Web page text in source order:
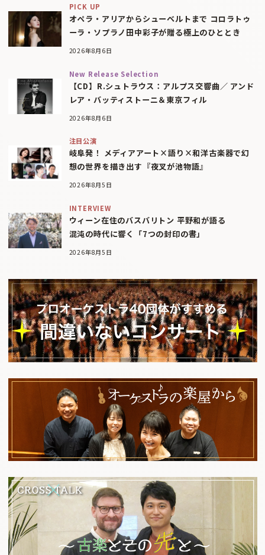
PICK UP
オペラ・アリアからシューベルトまで コロラトゥ
ーラ・ソプラノ田中彩子が贈る極上のひととき
2026年8月6日
New Release Selection
【CD】R.シュトラウス：アルプス交響曲／ アンド
レア・バッティストーニ＆東京フィル
2026年8月6日
注目公演
岐阜発！ メディアアート×語り×和洋古楽器で幻
想の世界を描き出す『夜叉が池物語』
2026年8月5日
INTERVIEW
ウィーン在住のバスバリトン 平野和が語る
混沌の時代に響く「7つの封印の書」
2026年8月5日